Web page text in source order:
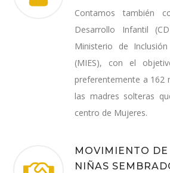
Contamos también
Desarrollo Infantil
Ministerio de
(MIES), con el
preferentemente a 162
las madres solteras
centro de Mujeres.
MOVIMIENTO DE
NIÑAS